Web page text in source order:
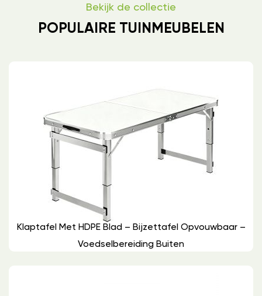
Bekijk de collectie
POPULAIRE TUINMEUBELEN
Klaptafel Met HDPE Blad – Bijzettafel Opvouwbaar –
Voedselbereiding Buiten